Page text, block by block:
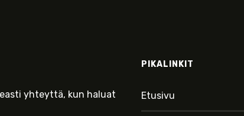
yhteyttä, kun haluat
PIKALINKIT
Etusivu